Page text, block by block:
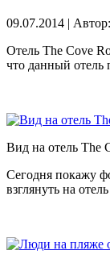
09.07.2014 | Автор:
Отель The Cove
что данный отель
Вид на отель The
Сегодня покажу
взглянуть на